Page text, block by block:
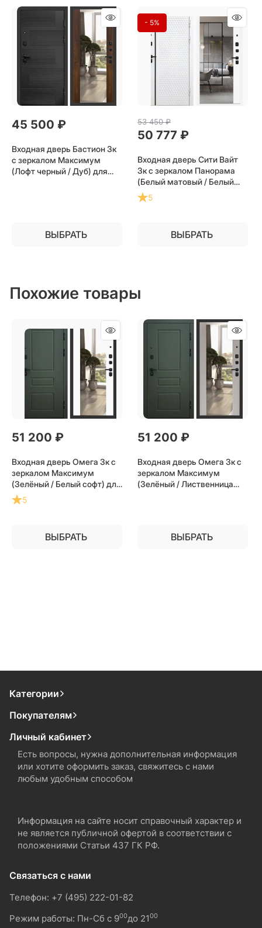
45 500 ₽
Входная дверь Бастион 3к
с зеркалом Максимум
(Лофт черный / Дуб) для
ВЫБРАТЬ
- 5%
53 450 ₽
50 777 ₽
Входная дверь Сити Вайт
3к с зеркалом Панорама
(Белый матовый / Белый
софт) для установки в
квартиру
5
ВЫБРАТЬ
Похожие товары
51 200 ₽
Входная дверь Омега 3к с
зеркалом Максимум
(Зелёный / Белый софт) для
установки в квартиру
5
ВЫБРАТЬ
51 200 ₽
Входная дверь Омега 3к с
зеркалом Максимум
(Зелёный / Лиственница
ВЫБРАТЬ
Категории
Покупателям
Личный кабинет
Есть вопросы, нужна дополнительная информация
или хотите оформить заказ, свяжитесь с нами
любым удобным способом
Информация на сайте носит справочный характер и
не является публичной офертой в соответствии с
положениями Статьи 437 ГК РФ.
Связаться с нами
Телефон: +7 (495) 222-01-82
Режим работы: Пн-Сб с 900до 2100